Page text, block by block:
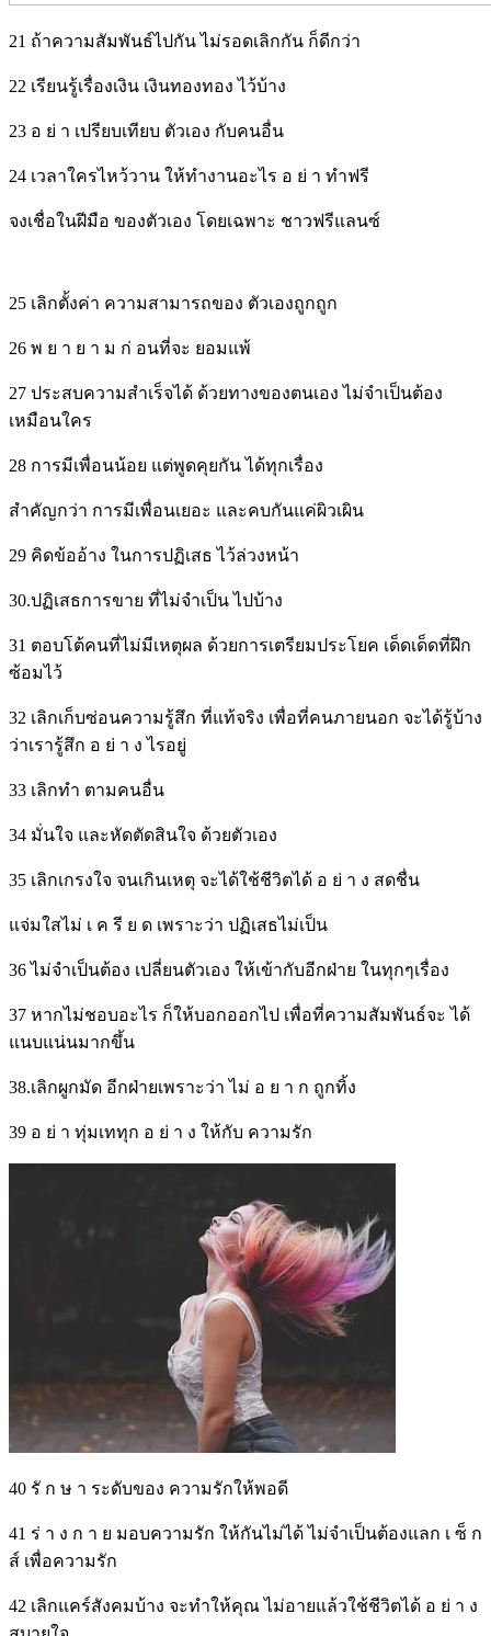
21 ถ้าความสัมพันธ์ไปกัน ไม่รอดเลิกกัน ก็ดีกว่า
22 เรียนรู้เรื่องเงิน เงินทองทอง ไว้บ้าง
23 อ ย่ า เปรียบเทียบ ตัวเอง กับคนอื่น
24 เวลาใครไหว้วาน ให้ทำงานอะไร อ ย่ า ทำฟรี
จงเชื่อในฝีมือ ของตัวเอง โดยเฉพาะ ชาวฟรีแลนซ์
25 เลิกตั้งค่า ความสามารถของ ตัวเองถูกถูก
26 พ ย า ย า ม ก่ อนที่จะ ยอมแพ้
27 ประสบความสำเร็จได้ ด้วยทางของตนเอง ไม่จำเป็นต้อง
เหมือนใคร
28 การมีเพื่อนน้อย แต่พูดคุยกัน ได้ทุกเรื่อง
สำคัญกว่า การมีเพื่อนเยอะ และคบกันแค่ผิวเผิน
29 คิดข้ออ้าง ในการปฏิเสธ ไว้ล่วงหน้า
30.ปฏิเสธการขาย ที่ไม่จำเป็น ไปบ้าง
31 ตอบโต้คนที่ไม่มีเหตุผล ด้วยการเตรียมประโยค เด็ดเด็ดที่ฝึก
ซ้อมไว้
32 เลิกเก็บซ่อนความรู้สึก ที่แท้จริง เพื่อที่คนภายนอก จะได้รู้บ้าง
ว่าเรารู้สึก อ ย่ า ง ไรอยู่
33 เลิกทำ ตามคนอื่น
34 มั่นใจ และหัดตัดสินใจ ด้วยตัวเอง
35 เลิกเกรงใจ จนเกินเหตุ จะได้ใช้ชีวิตได้ อ ย่ า ง สดชื่น
แจ่มใสไม่ เ ค รี ย ด เพราะว่า ปฏิเสธไม่เป็น
36 ไม่จำเป็นต้อง เปลี่ยนตัวเอง ให้เข้ากับอีกฝ่าย ในทุกๆเรื่อง
37 หากไม่ชอบอะไร ก็ให้บอกออกไป เพื่อที่ความสัมพันธ์จะ ได้
แนบแน่นมากขึ้น
38.เลิกผูกมัด อีกฝ่ายเพราะว่า ไม่ อ ย า ก ถูกทิ้ง
39 อ ย่ า ทุ่มเททุก อ ย่ า ง ให้กับ ความรัก
40 รั ก ษ า ระดับของ ความรักให้พอดี
41 ร่ า ง ก า ย มอบความรัก ให้กันไม่ได้ ไม่จำเป็นต้องแลก เ ซ็ ก
ส์ เพื่อความรัก
42 เลิกแคร์สังคมบ้าง จะทำให้คุณ ไม่อายแล้วใช้ชีวิตได้ อ ย่ า ง